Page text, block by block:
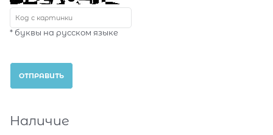
* буквы на русском языке
Наличие